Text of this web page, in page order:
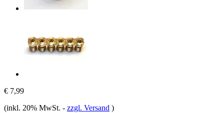
€ 7,99
(inkl. 20% MwSt. - zzgl. Versand )